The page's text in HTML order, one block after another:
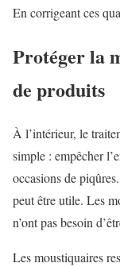
En corrigeant ces
Protéger la
de produits
À l’intérieur, le
simple : empêcher
occasions de
peut être utile. Les
n’ont pas besoin
Les moustiquaires